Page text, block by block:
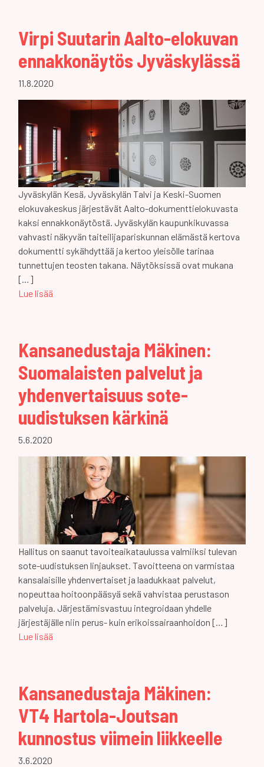
Virpi Suutarin Aalto-elokuvan
ennakkonäytös Jyväskylässä
11.8.2020
Jyväskylän Kesä, Jyväskylän Talvi ja Keski-Suomen
elokuvakeskus järjestävät Aalto-dokumenttielokuvasta
kaksi ennakkonäytöstä. Jyväskylän kaupunkikuvassa
vahvasti näkyvän taiteilijapariskunnan elämästä kertova
dokumentti sykähdyttää ja kertoo yleisölle tarinaa
tunnettujen teosten takana. Näytöksissä ovat mukana
[…]
Lue lisää
Kansanedustaja Mäkinen:
Suomalaisten palvelut ja
yhdenvertaisuus sote-
uudistuksen kärkinä
5.6.2020
Hallitus on saanut tavoiteaikataulussa valmiiksi tulevan
sote-uudistuksen linjaukset. Tavoitteena on varmistaa
kansalaisille yhdenvertaiset ja laadukkaat palvelut,
nopeuttaa hoitoonpääsyä sekä vahvistaa perustason
palveluja. Järjestämisvastuu integroidaan yhdelle
järjestäjälle niin perus- kuin erikoissairaanhoidon […]
Lue lisää
Kansanedustaja Mäkinen:
VT4 Hartola-Joutsan
kunnostus viimein liikkeelle
3.6.2020